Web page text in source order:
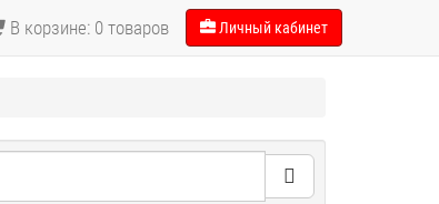
В корзине: 0 товаров Личный кабинет